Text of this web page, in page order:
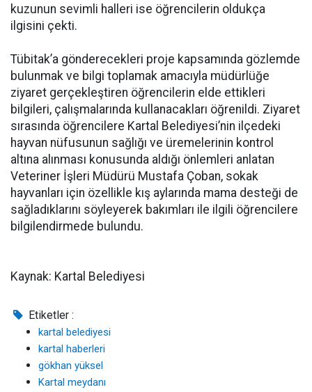
kuzunun sevimli halleri ise öğrencilerin oldukça
ilgisini çekti.
Tübitak’a gönderecekleri proje kapsamında gözlemde
bulunmak ve bilgi toplamak amacıyla müdürlüğe
ziyaret gerçekleştiren öğrencilerin elde ettikleri
bilgileri, çalışmalarında kullanacakları öğrenildi. Ziyaret
sırasında öğrencilere Kartal Belediyesi’nin ilçedeki
hayvan nüfusunun sağlığı ve üremelerinin kontrol
altına alınması konusunda aldığı önlemleri anlatan
Veteriner İşleri Müdürü Mustafa Çoban, sokak
hayvanları için özellikle kış aylarında mama desteği de
sağladıklarını söyleyerek bakımları ile ilgili öğrencilere
bilgilendirmede bulundu.
Kaynak: Kartal Belediyesi
Etiketler :
kartal belediyesi
kartal haberleri
gökhan yüksel
Kartal meydanı